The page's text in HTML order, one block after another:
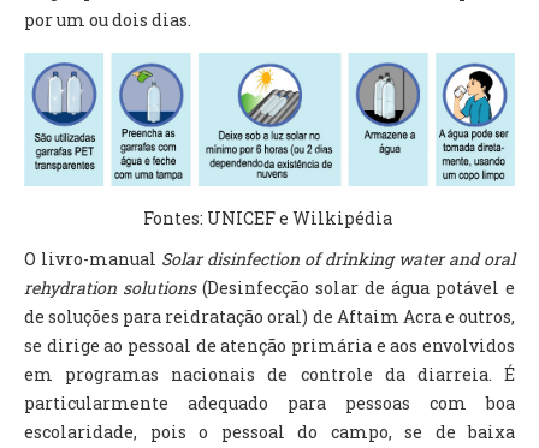
por um ou dois dias.
Fontes: UNICEF e Wilkipédia
O livro-manual Solar disinfection of drinking water and oral
rehydration solutions(Desinfecção solar de água potável e
de soluções para reidratação oral) de Aftaim Acra e outros,
se dirige ao pessoal de atenção primária e aos envolvidos
em programas nacionais de controle da diarreia. É
particularmente adequado para pessoas com boa
escolaridade, pois o pessoal do campo, se de baixa